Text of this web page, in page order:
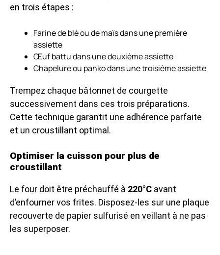
en trois étapes :
Farine de blé ou de maïs dans une première
assiette
Œuf battu dans une deuxième assiette
Chapelure ou panko dans une troisième assiette
Trempez chaque bâtonnet de courgette
successivement dans ces trois préparations.
Cette technique garantit une adhérence parfaite
et un croustillant optimal.
Optimiser la cuisson pour plus de
croustillant
Le four doit être préchauffé à 220°C avant
d’enfourner vos frites. Disposez-les sur une plaque
recouverte de papier sulfurisé en veillant à ne pas
les superposer.